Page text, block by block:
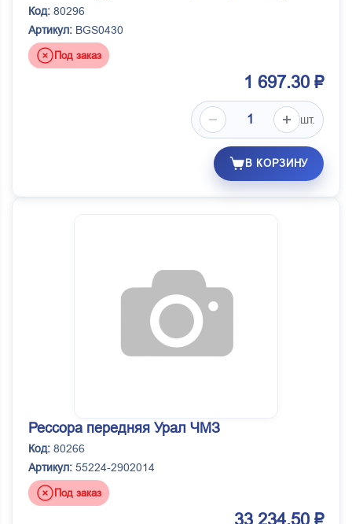
Код: 80296
Артикул: BGS0430
Под заказ
1 697.30 ₽
шт.
В КОРЗИНУ
Рессора передняя Урал ЧМЗ
Код: 80266
Артикул: 55224-2902014
Под заказ
33 234.50 ₽